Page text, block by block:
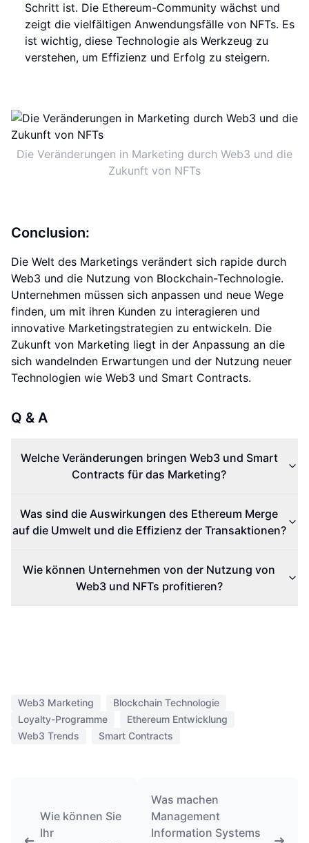
Schritt ist. Die Ethereum-Community wächst und
zeigt die vielfältigen Anwendungsfälle von NFTs. Es
ist wichtig, diese Technologie als Werkzeug zu
verstehen, um Effizienz und Erfolg zu steigern.
Die Veränderungen in Marketing durch Web3 und die
Zukunft von NFTs
Conclusion:
Die Welt des Marketings verändert sich rapide durch
Web3 und die Nutzung von Blockchain-Technologie.
Unternehmen müssen sich anpassen und neue Wege
finden, um mit ihren Kunden zu interagieren und
innovative Marketingstrategien zu entwickeln. Die
Zukunft von Marketing liegt in der Anpassung an die
sich wandelnden Erwartungen und der Nutzung neuer
Technologien wie Web3 und Smart Contracts.
Q & A
Welche Veränderungen bringen Web3 und Smart
Contracts für das Marketing?
Was sind die Auswirkungen des Ethereum Merge
auf die Umwelt und die Effizienz der Transaktionen?
Wie können Unternehmen von der Nutzung von
Web3 und NFTs profitieren?
Web3 Marketing
Blockchain Technologie
Loyalty-Programme
Ethereum Entwicklung
Web3 Trends
Smart Contracts
Wie können Sie
Ihr
Was machen
Management
Information Systems